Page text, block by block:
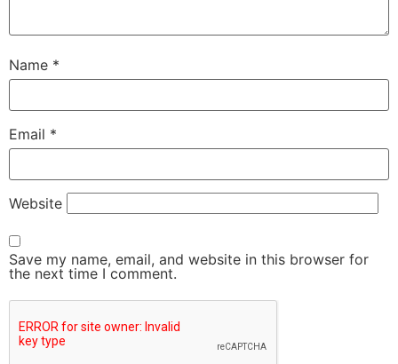
Name *
Email *
Website
Save my name, email, and website in this browser for
the next time I comment.